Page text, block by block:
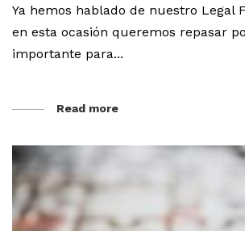
Ya hemos hablado de nuestro Legal
en esta ocasión queremos repasar
importante para...
Read more